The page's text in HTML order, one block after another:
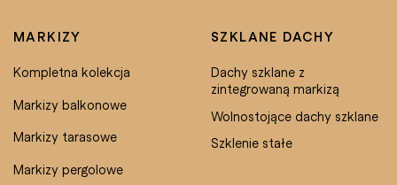
MARKIZY
Kompletna kolekcja
Markizy balkonowe
Markizy tarasowe
Markizy pergolowe
SZKLANE DACHY
Dachy szklane z
zintegrowaną markizą
Wolnostojące dachy szklane
Szklenie stałe